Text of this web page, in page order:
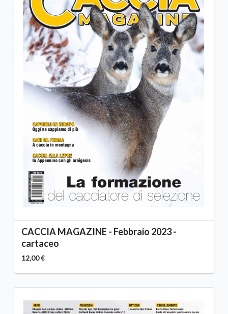
CACCIA MAGAZINE - Febbraio 2023 -
cartaceo
12,00 €